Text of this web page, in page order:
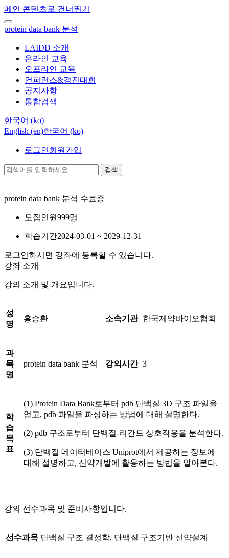
메인 콘텐츠로 건너뛰기
protein data bank 분석
LAIDD 소개
온라인 교육
오프라인 교육
컨퍼런스&경진대회
공지사항
통합검색
한국어 ‎(ko)‎
English ‎(en)‎한국어 ‎(ko)‎
로그인회원가입
검색
protein data bank 분석 수료증
모집인원999명
학습기간2024-03-01 ~ 2029-12-31
로그인하시면 강좌에 등록할 수 있습니다.
강좌 소개
강의 소개 및 개요입니다.
성
명
홍승환 소속기관 한국제약바이오협회
과
목
명
protein data bank 분석 강의시간 3
학
습
목
표
(1) Protein Data Bank로부터 pdb 단백질 3D 구조 파일을
얻고, pdb 파일을 파싱하는 방법에 대해 설명한다.
(2) pdb 구조로부터 단백질-리간드 상호작용을 분석한다.
(3) 단백질 데이터베이스 Uniprot에서 제공하는 정보에
대해 설명하고, 신약개발에 활용하는 방법을 알아본다.
강의 선수과목 및 준비사항입니다.
선수과목 단백질 구조 결정학, 단백질 구조기반 신약설계